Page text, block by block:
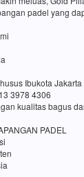
padel yang
Ibukota Jakarta
3978 4306
kualitas bagus
PADEL